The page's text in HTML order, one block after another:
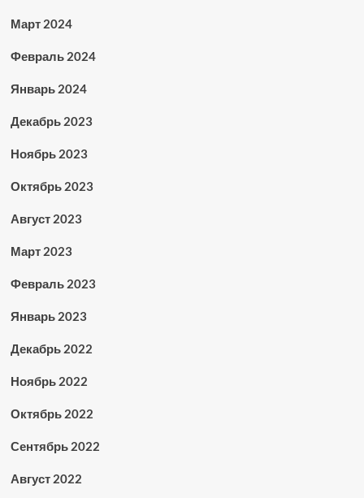
Март 2024
Февраль 2024
Январь 2024
Декабрь 2023
Ноябрь 2023
Октябрь 2023
Август 2023
Март 2023
Февраль 2023
Январь 2023
Декабрь 2022
Ноябрь 2022
Октябрь 2022
Сентябрь 2022
Август 2022